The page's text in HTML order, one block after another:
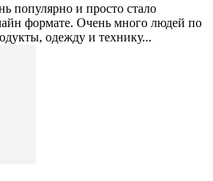
популярно и просто стало
формате. Очень много людей по
одежду и технику...